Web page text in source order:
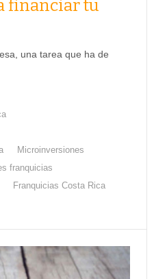
financiar tu
una tarea que ha de
Microinversiones
franquicias
Franquicias Costa Rica